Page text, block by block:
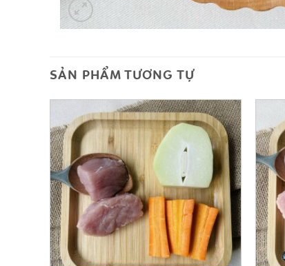
SẢN PHẨM TƯƠNG TỰ